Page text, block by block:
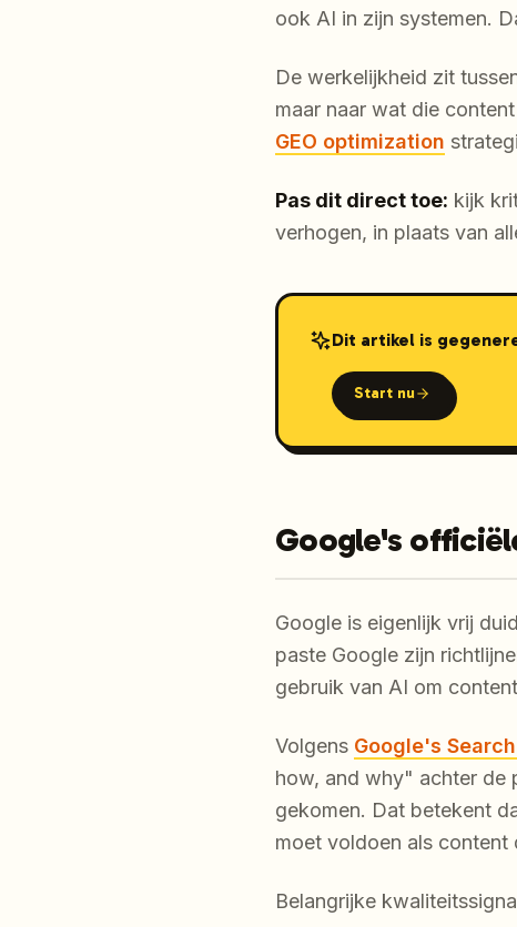
ook AI in zijn systemen.
De werkelijkheid zit
maar naar wat die
GEO optimization
Pas dit direct toe: kijk
verhogen, in plaats van
Dit artikel is
Start nu
Google's
Google is eigenlijk vrij
paste Google zijn
gebruik van AI om
Volgens Google's
how, and why" achter de
gekomen. Dat betekent
moet voldoen als content
Belangrijke